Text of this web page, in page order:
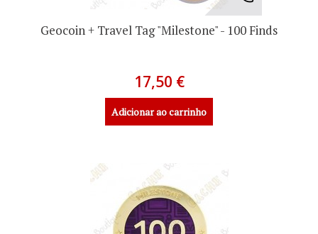
Geocoin + Travel Tag "Milestone" - 100 Finds
17,50 €
Adicionar ao carrinho